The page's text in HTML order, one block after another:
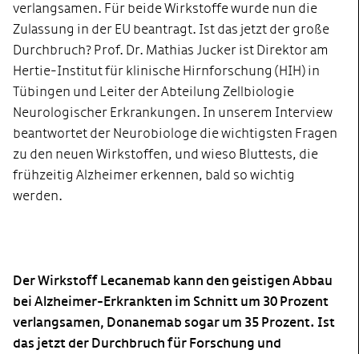
verlangsamen. Für beide Wirkstoffe wurde nun die
Zulassung in der EU beantragt. Ist das jetzt der große
Durchbruch? Prof. Dr. Mathias Jucker ist Direktor am
Hertie-Institut für klinische Hirnforschung (HIH) in
Tübingen und Leiter der Abteilung Zellbiologie
Neurologischer Erkrankungen. In unserem Interview
beantwortet der Neurobiologe die wichtigsten Fragen
zu den neuen Wirkstoffen, und wieso Bluttests, die
frühzeitig Alzheimer erkennen, bald so wichtig
werden.
Der Wirkstoff Lecanemab kann den geistigen Abbau
bei Alzheimer-Erkrankten im Schnitt um 30 Prozent
verlangsamen, Donanemab sogar um 35 Prozent. Ist
das jetzt der Durchbruch für Forschung und